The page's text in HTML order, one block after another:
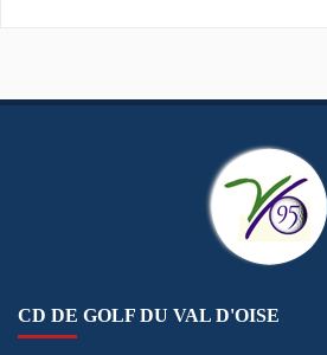
CD DE GOLF DU VAL D'OISE